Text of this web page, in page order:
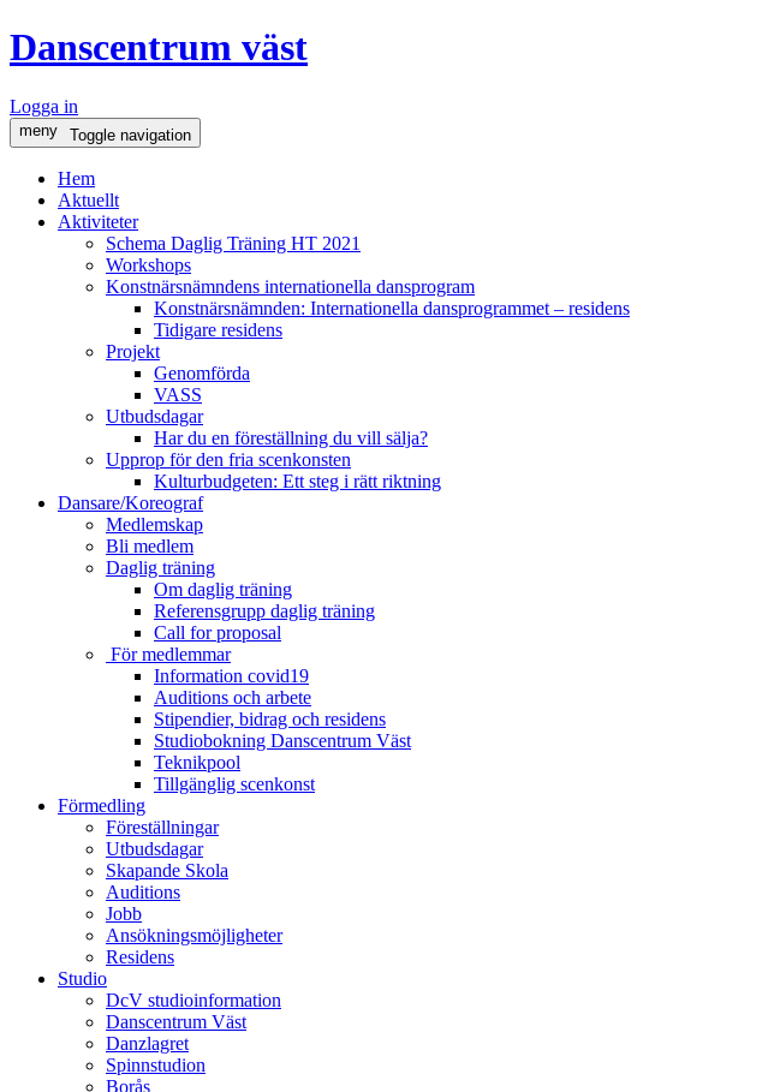
Danscentrum väst
Logga in
meny Toggle navigation
Hem
Aktuellt
Aktiviteter
Schema Daglig Träning HT 2021
Workshops
Konstnärsnämndens internationella dansprogram
Konstnärsnämnden: Internationella dansprogrammet – residens
Tidigare residens
Projekt
Genomförda
VASS
Utbudsdagar
Har du en föreställning du vill sälja?
Upprop för den fria scenkonsten
Kulturbudgeten: Ett steg i rätt riktning
Dansare/Koreograf
Medlemskap
Bli medlem
Daglig träning
Om daglig träning
Referensgrupp daglig träning
Call for proposal
För medlemmar
Information covid19
Auditions och arbete
Stipendier, bidrag och residens
Studiobokning Danscentrum Väst
Teknikpool
Tillgänglig scenkonst
Förmedling
Föreställningar
Utbudsdagar
Skapande Skola
Auditions
Jobb
Ansökningsmöjligheter
Residens
Studio
DcV studioinformation
Danscentrum Väst
Danzlagret
Spinnstudion
Borås